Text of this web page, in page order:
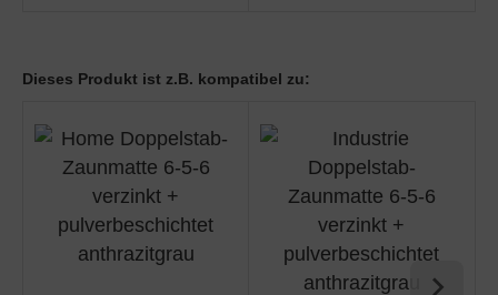
Dieses Produkt ist z.B. kompatibel zu: